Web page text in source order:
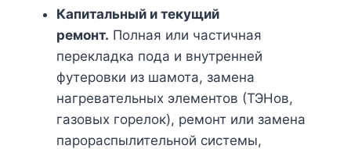
Капитальный и текущий
ремонт. Полная или частичная
перекладка пода и внутренней
футеровки из шамота, замена
нагревательных элементов (ТЭНов,
газовых горелок), ремонт или замена
парораспылительной системы,